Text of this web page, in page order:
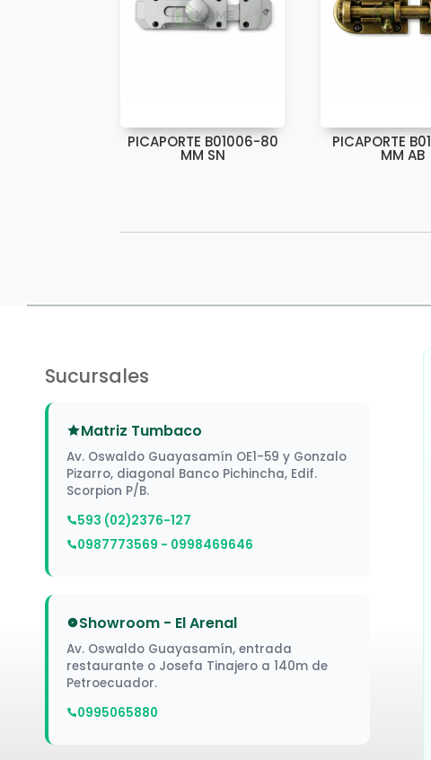
PICAPORTE B01006-80
MM SN
PICAPORTE
MM AB
Sucursales
Matriz Tumbaco
Av. Oswaldo Guayasamín OE1-59 y Gonzalo
Pizarro, diagonal Banco Pichincha, Edif.
Scorpion P/B.
593 (02)2376-127
0987773569 - 0998469646
Showroom - El Arenal
Av. Oswaldo Guayasamín, entrada
restaurante o Josefa Tinajero a 140m de
Petroecuador.
0995065880